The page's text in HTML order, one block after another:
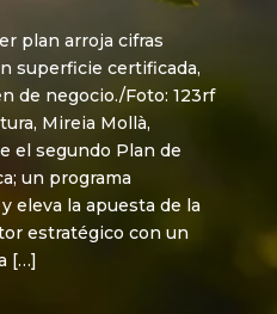
plan arroja cifras
superficie certificada,
de negocio./Foto: 123rf
Mireia Mollà,
el segundo Plan de
un programa
eleva la apuesta de la
estratégico con un
[…]